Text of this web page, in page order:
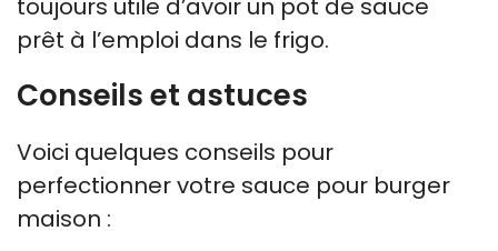
toujours utile d’avoir un pot de sauce
prêt à l’emploi dans le frigo.
Conseils et astuces
Voici quelques conseils pour
perfectionner votre sauce pour burger
maison :